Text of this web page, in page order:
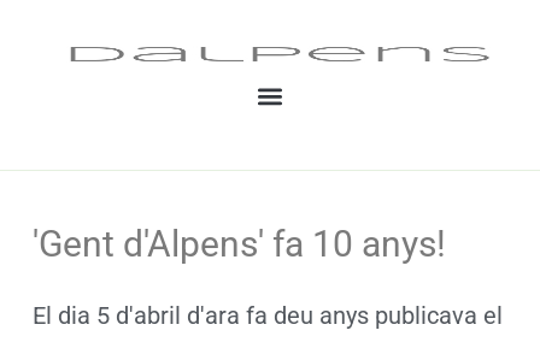
'Gent d'Alpens' fa 10 anys!
El dia 5 d'abril d'ara fa deu anys publicava el